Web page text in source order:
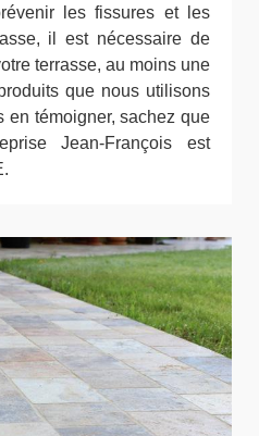
les fissures et les
il est nécessaire de
terrasse, au moins une
que nous utilisons
en témoigner, sachez que
Jean-François est